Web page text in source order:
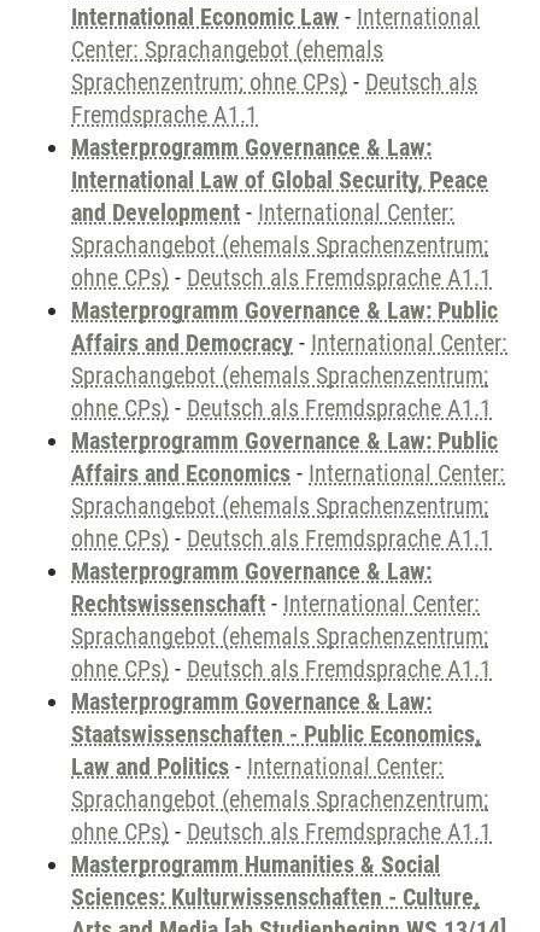
International Economic Law - International
Center: Sprachangebot (ehemals
Sprachenzentrum; ohne CPs) - Deutsch als
Fremdsprache A1.1
Masterprogramm Governance & Law:
International Law of Global Security, Peace
and Development - International Center:
Sprachangebot (ehemals Sprachenzentrum;
ohne CPs) - Deutsch als Fremdsprache A1.1
Masterprogramm Governance & Law: Public
Affairs and Democracy - International Center:
Sprachangebot (ehemals Sprachenzentrum;
ohne CPs) - Deutsch als Fremdsprache A1.1
Masterprogramm Governance & Law: Public
Affairs and Economics - International Center:
Sprachangebot (ehemals Sprachenzentrum;
ohne CPs) - Deutsch als Fremdsprache A1.1
Masterprogramm Governance & Law:
Rechtswissenschaft - International Center:
Sprachangebot (ehemals Sprachenzentrum;
ohne CPs) - Deutsch als Fremdsprache A1.1
Masterprogramm Governance & Law:
Staatswissenschaften - Public Economics,
Law and Politics - International Center:
Sprachangebot (ehemals Sprachenzentrum;
ohne CPs) - Deutsch als Fremdsprache A1.1
Masterprogramm Humanities & Social
Sciences: Kulturwissenschaften - Culture,